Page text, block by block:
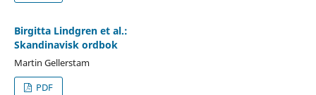
Birgitta Lindgren et al.:
Skandinavisk ordbok
Martin Gellerstam
PDF